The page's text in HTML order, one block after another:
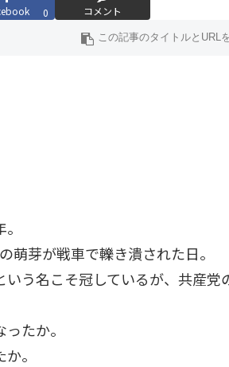
0 コメント
萌芽が戦車で轢き潰された日。
う名こそ冠しているが、共産党
たか。
。